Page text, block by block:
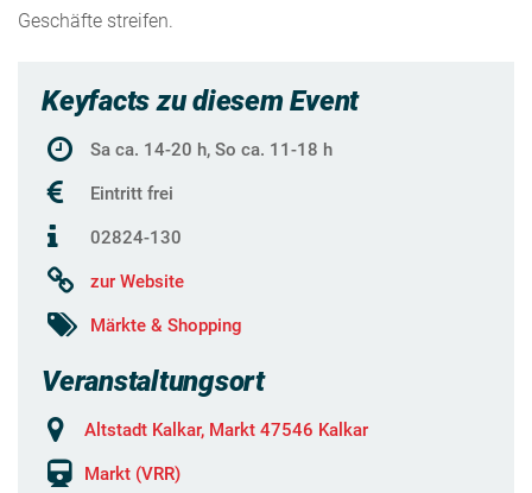
Geschäfte streifen.
Keyfacts zu diesem Event
Sa ca. 14-20 h, So ca. 11-18 h
Eintritt frei
02824-130
zur Website
Märkte & Shopping
Veranstaltungsort
Altstadt Kalkar, Markt 47546 Kalkar
Markt (VRR)